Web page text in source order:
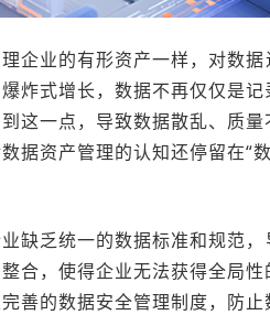
企业的有形资产一样，对数
炸式增长，数据不再仅仅是
这一点，导致数据散乱、质
据资产管理的认知还停留在“
缺乏统一的数据标准和规范
合，使得企业无法获得全局
善的数据安全管理制度，防止